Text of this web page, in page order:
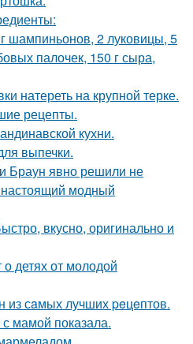
шампиньонов, 2 луковицы, 5
палочек, 150 г сыра,
натереть на крупной терке.
рецепты.
кухни.
выпечки.
Браун явно решили не
настоящий модный
вкусно, оригинально и
о детях от молодой
из сaмых лучших peцeптов.
мамой показала.